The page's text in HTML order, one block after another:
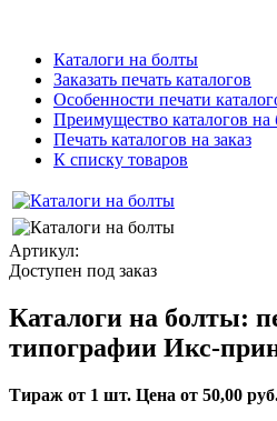
Каталоги на болты
Заказать печать каталогов
Особенности печати
Преимущество каталогов на
Печать каталогов на заказ
К списку товаров
Артикул:
Доступен под заказ
Каталоги на болты:
типографии Икс-
Тираж от 1 шт. Цена от 50,00